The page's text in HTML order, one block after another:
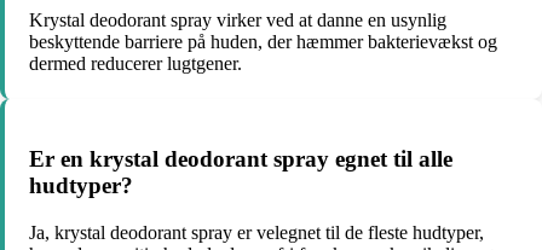
Krystal deodorant spray virker ved at danne en usynlig
beskyttende barriere på huden, der hæmmer bakterievækst og
dermed reducerer lugtgener.
Er en krystal deodorant spray egnet til alle
hudtyper?
Ja, krystal deodorant spray er velegnet til de fleste hudtyper,